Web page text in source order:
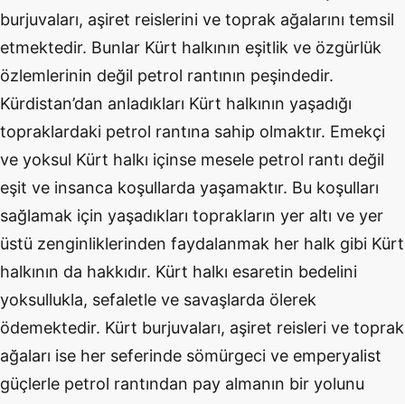
burjuvaları, aşiret reislerini ve toprak ağalarını temsil
etmektedir. Bunlar Kürt halkının eşitlik ve özgürlük
özlemlerinin değil petrol rantının peşindedir.
Kürdistan’dan anladıkları Kürt halkının yaşadığı
topraklardaki petrol rantına sahip olmaktır. Emekçi
ve yoksul Kürt halkı içinse mesele petrol rantı değil
eşit ve insanca koşullarda yaşamaktır. Bu koşulları
sağlamak için yaşadıkları toprakların yer altı ve yer
üstü zenginliklerinden faydalanmak her halk gibi Kürt
halkının da hakkıdır. Kürt halkı esaretin bedelini
yoksullukla, sefaletle ve savaşlarda ölerek
ödemektedir. Kürt burjuvaları, aşiret reisleri ve toprak
ağaları ise her seferinde sömürgeci ve emperyalist
güçlerle petrol rantından pay almanın bir yolunu